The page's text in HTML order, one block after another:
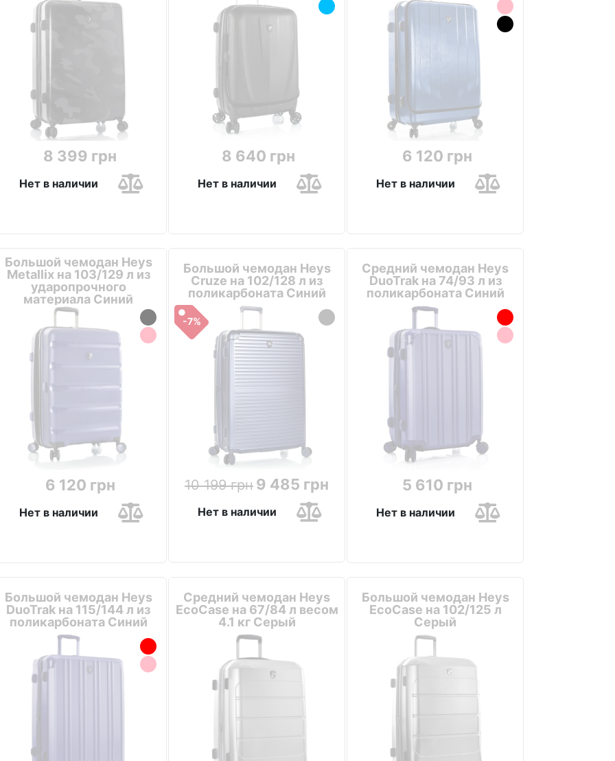
8 399 грн
Нет в наличии
8 640 грн
Нет в наличии
6 120 грн
Нет в наличии
Большой чемодан Heys
Metallix на 103/129 л из
ударопрочного
материала Синий
6 120 грн
Нет в наличии
Большой чемодан Heys
Cruze на 102/128 л из
поликарбоната Синий
-7%
10 199 грн 9 485 грн
Нет в наличии
Средний чемодан Heys
DuoTrak на 74/93 л из
поликарбоната Синий
5 610 грн
Нет в наличии
Большой чемодан Heys
DuoTrak на 115/144 л из
поликарбоната Синий
Средний чемодан Heys
EcoCase на 67/84 л весом
4.1 кг Серый
Большой чемодан Heys
EcoCase на 102/125 л
Серый